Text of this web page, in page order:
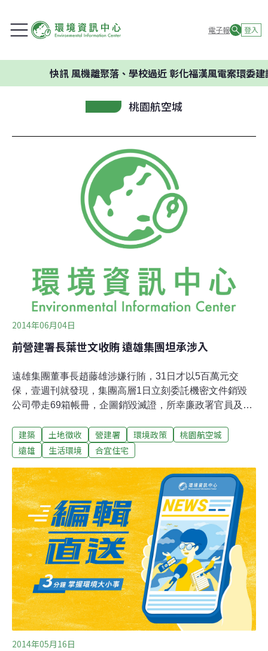
電子報 登入
風機離聚落、學校過近 彰化福漢風電案環委建議不
桃園航空城
2014年06月04日
前營建署長葉世文收賄 遠雄集團坦承涉入
遠雄集團董事長趙藤雄涉嫌行賄，31日才以5百萬元交
保，壹週刊就發現，集團高層1日立刻委託機密文件銷毀
公司帶走69箱帳冊，企圖銷毀滅證，所幸廉政署官員及時
現，趙坦承行賄1600萬元，與白手套蔡仁惠「幫趙藤雄行
賄金額不只1,600萬元」的說法有出入，認定遠雄集團董事
行賄案件，2日裁定羈押禁見，不得再提抗告。趙藤雄坦
承以行賄得標 遠雄多件標案待查聯合報指出，趙、葉兩人
約定賄款5千萬，首期即為1,600萬，其餘分期給付。目前
檢察官正勸說趙藤雄轉當汙點證人，擴大追查是否有其他
標案以行賄手法得標。報導稱，檢方已查出遠雄集團近年
得標的都更、眷改及合宜住宅案，包含了「桃園八德合宜
宅」、「林口A7合宜宅」、「新竹後火車站」、「新竹東
區成功段」、「新北市新店區莊敬段」、「台中市南屯
區」、「台南東區精忠段」及「台
建築 土地徵收 營建署 環境政策
桃園航空城
遠雄
生活環境 合宜住宅
2014年05月16日